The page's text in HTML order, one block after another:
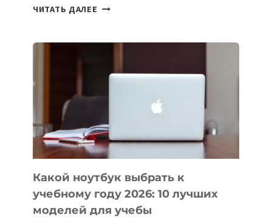
ЧИТАТЬ ДАЛЕЕ
СОЗДАВАТЬ
БЕЗ
СЛОЖНОГО
КОДА
Какой ноутбук выбрать к
учебному году 2026: 10 лучших
моделей для учебы